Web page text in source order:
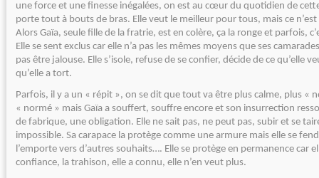
une force et une finesse inégalées, on est au cœur du quotidien de
porte tout à bouts de bras. Elle veut le meilleur pour tous, mais ce
Alors Gaïa, seule fille de la fratrie, est en colère, ça la ronge et parfois,
Elle se sent exclus car elle n’a pas les mêmes moyens que ses
pas être jalouse. Elle s’isole, refuse de se confier, décide de ce qu’elle
qu’elle a tort.
Parfois, il y a un « répit », on se dit que tout va être plus calme, plus «
« normé » mais Gaïa a souffert, souffre encore et son insurrection
de fabrique, une obligation. Elle ne sait pas, ne peut pas, subir et se
impossible. Sa carapace la protège comme une armure mais elle se
l’emporte vers d’autres souhaits…. Elle se protège en permanence car
confiance, la trahison, elle a connu, elle n’en veut plus.